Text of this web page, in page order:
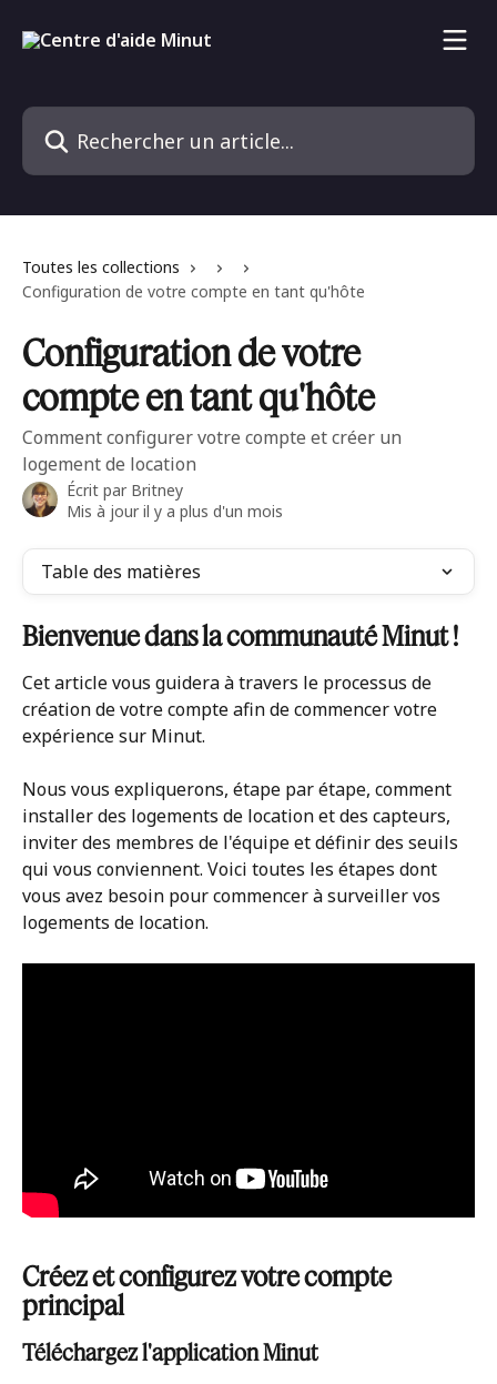
Rechercher un article...
Toutes les collections
Configuration de votre compte en tant qu'hôte
Configuration de votre
compte en tant qu'hôte
Comment configurer votre compte et créer un
logement de location
Écrit par Britney
Mis à jour il y a plus d'un mois
Table des matières
Bienvenue dans la communauté Minut !
Cet article vous guidera à travers le processus de
création de votre compte afin de commencer votre
expérience sur Minut.
Nous vous expliquerons, étape par étape, comment
installer des logements de location et des capteurs,
inviter des membres de l'équipe et définir des seuils
qui vous conviennent. Voici toutes les étapes dont
vous avez besoin pour commencer à surveiller vos
logements de location.
Créez et configurez votre compte
principal
Téléchargez l'application Minut